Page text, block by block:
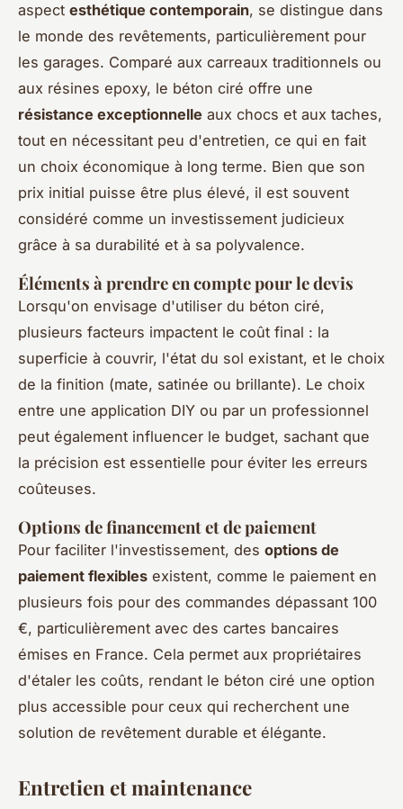
aspect esthétique contemporain, se distingue dans
le monde des revêtements, particulièrement pour
les garages. Comparé aux carreaux traditionnels ou
aux résines epoxy, le béton ciré offre une
résistance exceptionnelle aux chocs et aux taches,
tout en nécessitant peu d'entretien, ce qui en fait
un choix économique à long terme. Bien que son
prix initial puisse être plus élevé, il est souvent
considéré comme un investissement judicieux
grâce à sa durabilité et à sa polyvalence.
Éléments à prendre en compte pour le devis
Lorsqu'on envisage d'utiliser du béton ciré,
plusieurs facteurs impactent le coût final : la
superficie à couvrir, l'état du sol existant, et le choix
de la finition (mate, satinée ou brillante). Le choix
entre une application DIY ou par un professionnel
peut également influencer le budget, sachant que
la précision est essentielle pour éviter les erreurs
coûteuses.
Options de financement et de paiement
Pour faciliter l'investissement, des options de
paiement flexibles existent, comme le paiement en
plusieurs fois pour des commandes dépassant 100
€, particulièrement avec des cartes bancaires
émises en France. Cela permet aux propriétaires
d'étaler les coûts, rendant le béton ciré une option
plus accessible pour ceux qui recherchent une
solution de revêtement durable et élégante.
Entretien et maintenance